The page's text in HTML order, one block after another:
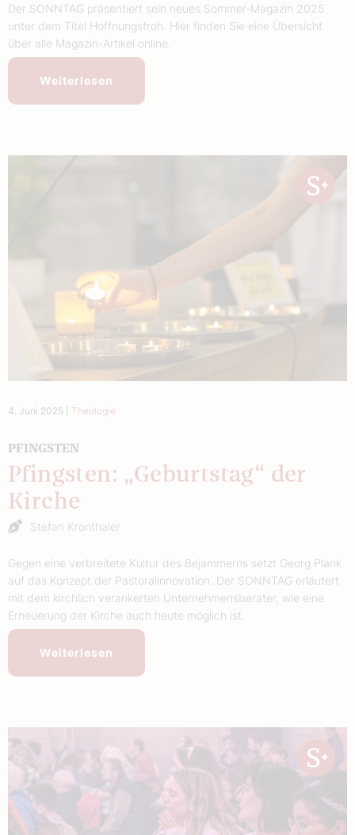
Der SONNTAG präsentiert sein neues Sommer-Magazin 2025
unter dem Titel Hoffnungsfroh. Hier finden Sie eine Übersicht
über alle Magazin-Artikel online.
Weiterlesen
4. Juni 2025 Theologie
PFINGSTEN
Pfingsten: „Geburtstag“ der
Kirche
Stefan Kronthaler
Gegen eine verbreitete Kultur des Bejammerns setzt Georg Plank
auf das Konzept der Pastoralinnovation. Der SONNTAG erläutert
mit dem kirchlich verankerten Unternehmensberater, wie eine
Erneuerung der Kirche auch heute möglich ist.
Weiterlesen